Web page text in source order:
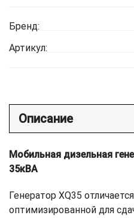
Бренд:
Артикул:
Описание
Мобильная дизельная
35кВА
Генератор XQ35
оптимизированной для